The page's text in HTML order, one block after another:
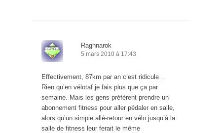
Raghnarok
5 mars 2010 à 17:43
Effectivement, 87km par an c’est ridicule…
Rien qu’en vélotaf je fais plus que ça par
semaine. Mais les gens préfèrent prendre un
abonnement fitness pour aller pédaler en salle,
alors qu’un simple allé-retour en vélo jusqu’à la
salle de fitness leur ferait le même